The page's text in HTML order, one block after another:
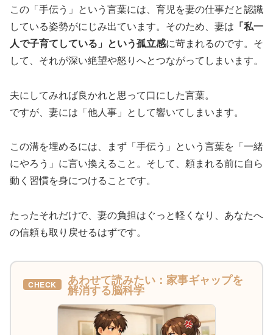
この「手伝う」という言葉には、育児を妻の仕事だと認識
している姿勢がにじみ出ています。そのため、妻は 「私一
人で子育てしている」という孤立感に苛まれるのです。そ
して、それが深い絶望や怒りへとつながってしまいます。
夫にしてみれば良かれと思って口にした言葉。
ですが、妻には「他人事」として響いてしまいます。
この溝を埋めるには、まず「手伝う」という言葉を「一緒
にやろう」に言い換えること。そして、頼まれる前に自ら
動く習慣を身につけることです。
たったそれだけで、妻の負担はぐっと軽くなり、あなたへ
の信頼も取り戻せるはずです。
CHECK あわせて読みたい：家事ギャップを
解消する脳科学